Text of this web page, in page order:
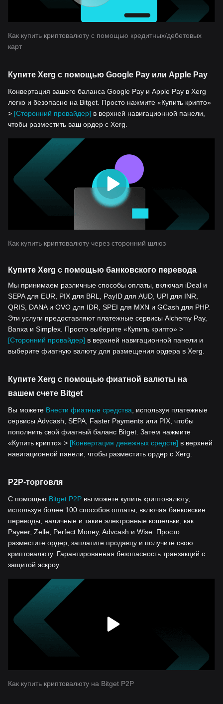
Как купить криптовалюту с помощью кредитных/дебетовых
карт
Купите Xerg с помощью Google Pay или Apple Pay
Конвертация вашего баланса Google Pay и Apple Pay в Xerg
легко и безопасно на Bitget. Просто нажмите «Купить крипто»
> [Сторонний провайдер] в верхней навигационной панели,
чтобы разместить ваш ордер с Xerg.
Как купить криптовалюту через сторонний шлюз
Купите Xerg с помощью банковского перевода
Мы принимаем различные способы оплаты, включая iDeal и
SEPA для EUR, PIX для BRL, PayID для AUD, UPI для INR,
QRIS, DANA и OVO для IDR, SPEI для MXN и GCash для PHP.
Эти услуги предоставляют платежные сервисы Alchemy Pay,
Banxa и Simplex. Просто выберите «Купить крипто» >
[Сторонний провайдер] в верхней навигационной панели и
выберите фиатную валюту для размещения ордера в Xerg.
Купите Xerg с помощью фиатной валюты на
вашем счете Bitget
Вы можете Внести фиатные средства, используя платежные
сервисы Advcash, SEPA, Faster Payments или PIX, чтобы
пополнить свой фиатный баланс Bitget. Затем нажмите
«Купить крипто» > [Конвертация денежных средств] в верхней
навигационной панели, чтобы разместить ордер с Xerg.
P2P-торговля
С помощью Bitget P2P вы можете купить криптовалюту,
используя более 100 способов оплаты, включая банковские
переводы, наличные и такие электронные кошельки, как
Payeer, Zelle, Perfect Money, Advcash и Wise. Просто
разместите ордер, заплатите продавцу и получите свою
криптовалюту. Гарантированная безопасность транзакций с
защитой эскроу.
Как купить криптовалюту на Bitget P2P